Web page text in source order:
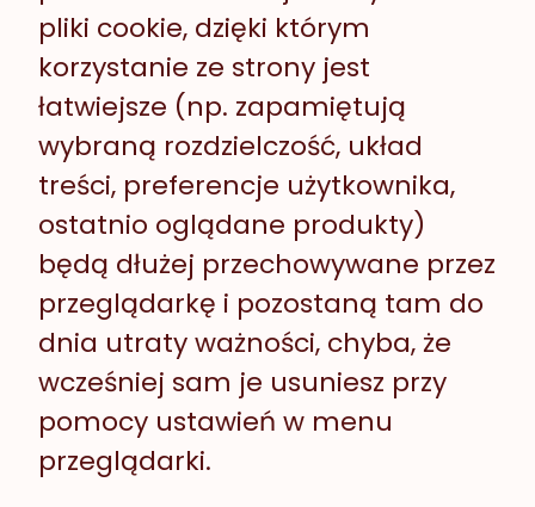
pliki cookie, dzięki którym
korzystanie ze strony jest
łatwiejsze (np. zapamiętują
wybraną rozdzielczość, układ
treści, preferencje użytkownika,
ostatnio oglądane produkty)
będą dłużej przechowywane przez
przeglądarkę i pozostaną tam do
dnia utraty ważności, chyba, że
wcześniej sam je usuniesz przy
pomocy ustawień w menu
przeglądarki.